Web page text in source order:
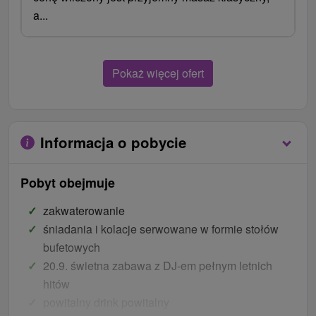
a...
Pokaż więcej ofert
Informacja o pobycie
Pobyt obejmuje
zakwaterowanie
śniadania i kolacje serwowane w formie stołów
bufetowych
20.9. świetna zabawa z DJ-em pełnym letnich
hitów